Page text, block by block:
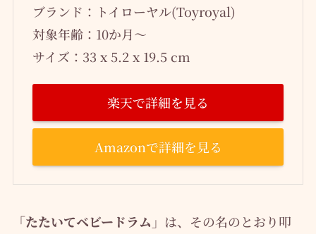
ブランド：トイローヤル(Toyroyal)
対象年齢：10か月～
サイズ：‎33 x 5.2 x 19.5 cm
楽天で詳細を見る
Amazonで詳細を見る
「たたいてベビードラム」 は、その名のとおり叩